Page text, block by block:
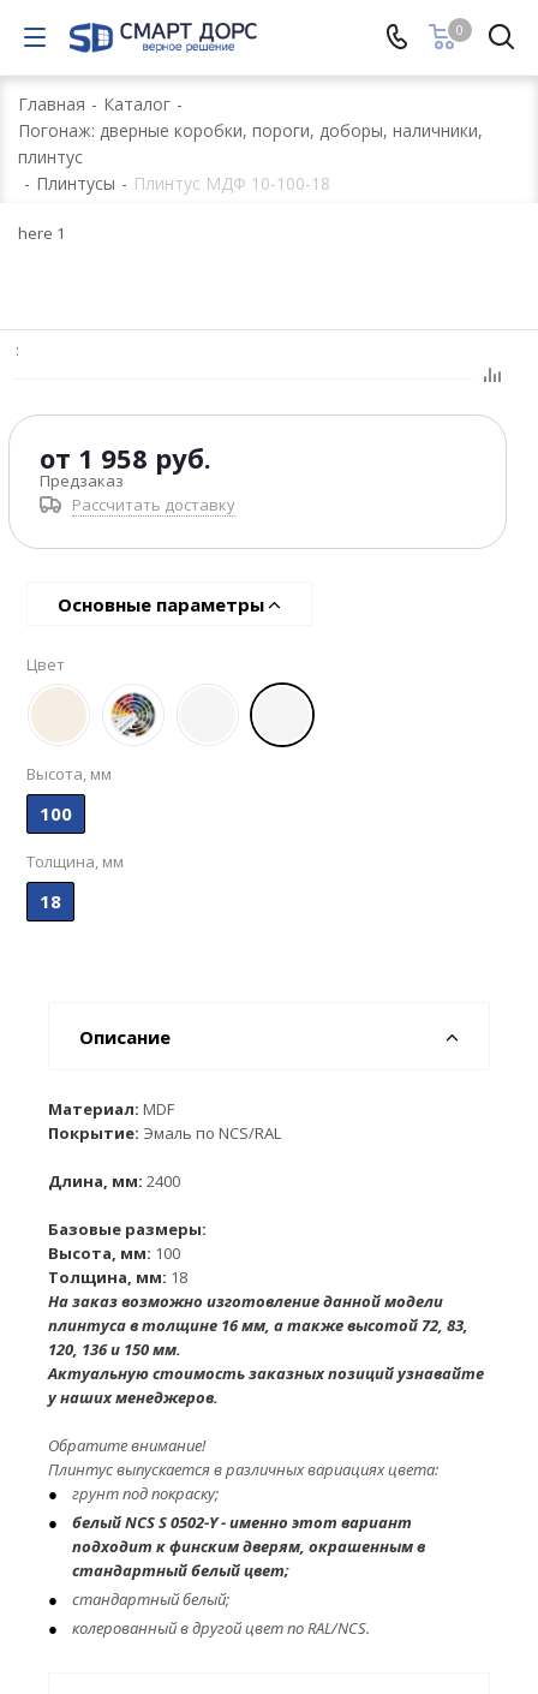
0
Главная - Каталог -
Погонаж: дверные коробки, пороги, доборы, наличники,
плинтус
- Плинтусы - Плинтус МДФ 10-100-18
here 1
:
от 1 958 руб.
Предзаказ
Рассчитать доставку
Основные параметры
Цвет
Высота, мм
100
Толщина, мм
18
Описание
Материал: MDF
Покрытие: Эмаль по NCS/RAL
Длина, мм: 2400
Базовые размеры:
Высота, мм: 100
Толщина, мм: 18
На заказ возможно изготовление данной модели
плинтуса в толщине 16 мм, а также высотой 72, 83,
120, 136 и 150 мм.
Актуальную стоимость заказных позиций узнавайте
у наших менеджеров.
Обратите внимание!
Плинтус выпускается в различных вариациях цвета:
грунт под покраску;
белый NCS S 0502-Y - именно этот вариант
подходит к финским дверям, окрашенным в
стандартный белый цвет;
стандартный белый;
колерованный в другой цвет по RAL/NCS.